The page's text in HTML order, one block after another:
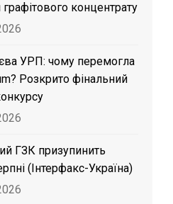
концентрату
УРП: чому перемогла
Розкрито фінальний
ГЗК призупинить
(Інтерфакс-Україна)